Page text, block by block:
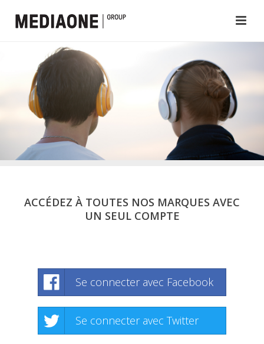
ACCÉDEZ À TOUTES NOS MARQUES AVEC
UN SEUL COMPTE
Se connecter avec Facebook
Se connecter avec Twitter